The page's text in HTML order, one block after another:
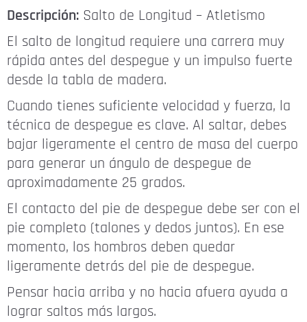
Descripción: Salto de Longitud – Atletismo
El salto de longitud requiere una carrera muy
rápida antes del despegue y un impulso fuerte
desde la tabla de madera.
Cuando tienes suficiente velocidad y fuerza, la
técnica de despegue es clave. Al saltar, debes
bajar ligeramente el centro de masa del cuerpo
para generar un ángulo de despegue de
aproximadamente 25 grados.
El contacto del pie de despegue debe ser con el
pie completo (talones y dedos juntos). En ese
momento, los hombros deben quedar
ligeramente detrás del pie de despegue.
Pensar hacia arriba y no hacia afuera ayuda a
lograr saltos más largos.